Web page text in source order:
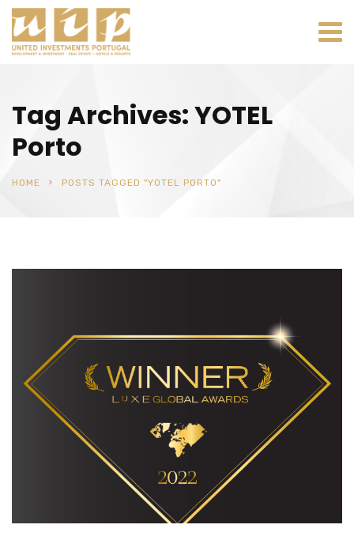
Tag Archives: YOTEL
Porto
HOME POSTS TAGGED "YOTEL PORTO"